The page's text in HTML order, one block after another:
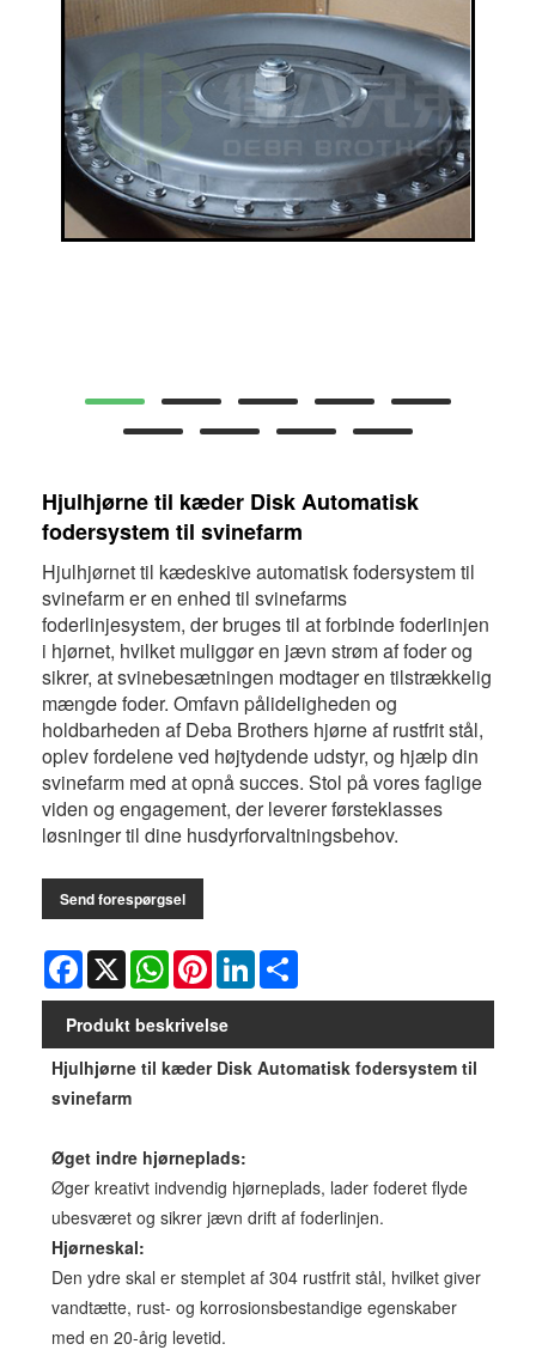
Hjulhjørne til kæder Disk Automatisk
fodersystem til svinefarm
Hjulhjørnet til kædeskive automatisk fodersystem til
svinefarm er en enhed til svinefarms
foderlinjesystem, der bruges til at forbinde foderlinjen
i hjørnet, hvilket muliggør en jævn strøm af foder og
sikrer, at svinebesætningen modtager en tilstrækkelig
mængde foder. Omfavn pålideligheden og
holdbarheden af ​​Deba Brothers hjørne af rustfrit stål,
oplev fordelene ved højtydende udstyr, og hjælp din
svinefarm med at opnå succes. Stol på vores faglige
viden og engagement, der leverer førsteklasses
løsninger til dine husdyrforvaltningsbehov.
Send forespørgsel
Facebook
X WhatsAppPinterestLinkedIn
Produkt beskrivelse
Hjulhjørne til kæder Disk Automatisk fodersystem til
svinefarm
Øget indre hjørneplads:
Øger kreativt indvendig hjørneplads, lader foderet flyde
ubesværet og sikrer jævn drift af foderlinjen.
Hjørneskal:
Den ydre skal er stemplet af 304 rustfrit stål, hvilket giver
vandtætte, rust- og korrosionsbestandige egenskaber
med en 20-årig levetid.